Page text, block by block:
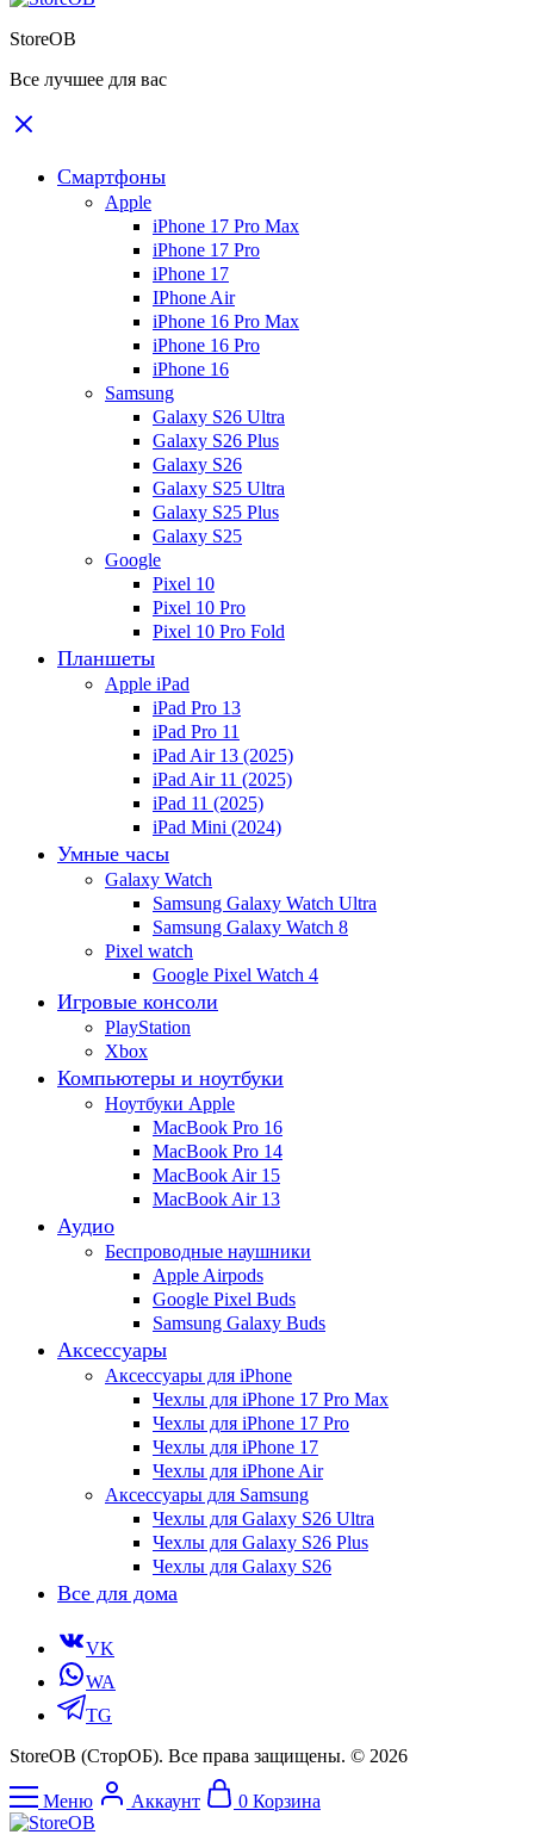
StoreOB
Все лучшее для вас
Смартфоны
Apple
iPhone 17 Pro Max
iPhone 17 Pro
iPhone 17
IPhone Air
iPhone 16 Pro Max
iPhone 16 Pro
iPhone 16
Samsung
Galaxy S26 Ultra
Galaxy S26 Plus
Galaxy S26
Galaxy S25 Ultra
Galaxy S25 Plus
Galaxy S25
Google
Pixel 10
Pixel 10 Pro
Pixel 10 Pro Fold
Планшеты
Apple iPad
iPad Pro 13
iPad Pro 11
iPad Air 13 (2025)
iPad Air 11 (2025)
iPad 11 (2025)
iPad Mini (2024)
Умные часы
Galaxy Watch
Samsung Galaxy Watch Ultra
Samsung Galaxy Watch 8
Pixel watch
Google Pixel Watch 4
Игровые консоли
PlayStation
Xbox
Компьютеры и ноутбуки
Ноутбуки Apple
MacBook Pro 16
MacBook Pro 14
MacBook Air 15
MacBook Air 13
Аудио
Беспроводные наушники
Apple Airpods
Google Pixel Buds
Samsung Galaxy Buds
Аксессуары
Аксессуары для iPhone
Чехлы для iPhone 17 Pro Max
Чехлы для iPhone 17 Pro
Чехлы для iPhone 17
Чехлы для iPhone Air
Аксессуары для Samsung
Чехлы для Galaxy S26 Ultra
Чехлы для Galaxy S26 Plus
Чехлы для Galaxy S26
Все для дома
VK
WA
TG
StoreOB (CторОБ). Все права защищены. © 2026
Меню Аккаунт 0 Корзина